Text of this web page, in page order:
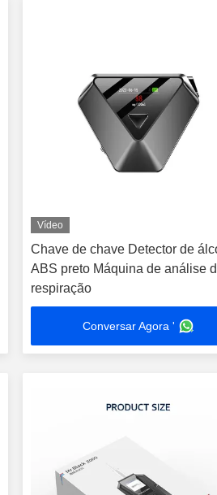
Vídeo
Chave de chave Detector de
ABS preto Máquina de análise
respiração
Conversar Agora '